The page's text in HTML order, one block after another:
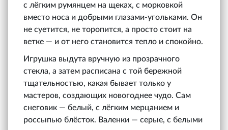
с лёгким румянцем на щеках, с морковкой
вместо носа и добрыми глазами-угольками. Он
не суетится, не торопится, а просто стоит на
ветке — и от него становится тепло и спокойно.
Игрушка выдута вручную из прозрачного
стекла, а затем расписана с той бережной
тщательностью, какая бывает только у
мастеров, создающих новогоднее чудо. Сам
снеговик — белый, с лёгким мерцанием и
россыпью блёсток. Валенки — серые, с белыми